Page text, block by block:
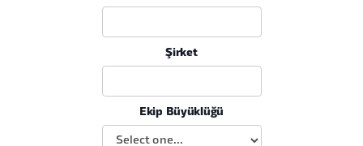
Şirket
Ekip Büyüklüğü